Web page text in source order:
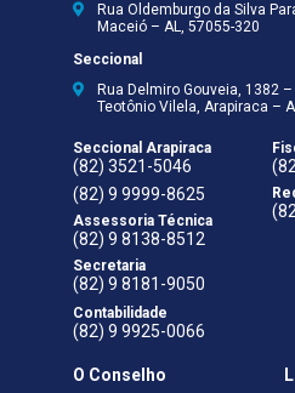
Rua Oldemburgo da Silva
Maceió – AL, 57055-320
Seccional
Rua Delmiro Gouveia, 1382
Teotônio Vilela, Arapiraca –
Seccional Arapiraca
(82) 3521-5046
(82) 9 9999-8625
Assessoria Técnica
(82) 9 8138-8512
Secretaria
(82) 9 8181-9050
Contabilidade
(82) 9 9925-0066
O Conselho